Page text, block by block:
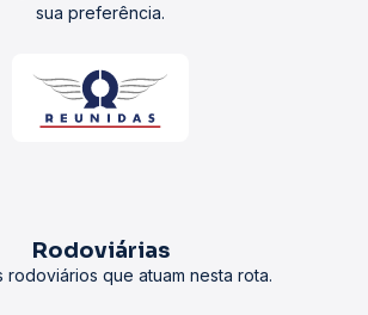
sua preferência.
Rodoviárias
rodoviários que atuam nesta rota.